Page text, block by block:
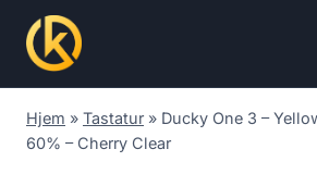
content
Hjem » Tastatur » Ducky One 3 –
60% – Cherry Clear